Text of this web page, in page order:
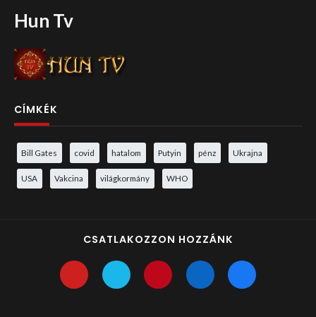
Hun Tv
CÍMKÉK
Bill Gates covid hatalom Putyin pénz Ukrajna
USA Vakcina világkormány WHO
CSATLAKOZZON HOZZÁNK